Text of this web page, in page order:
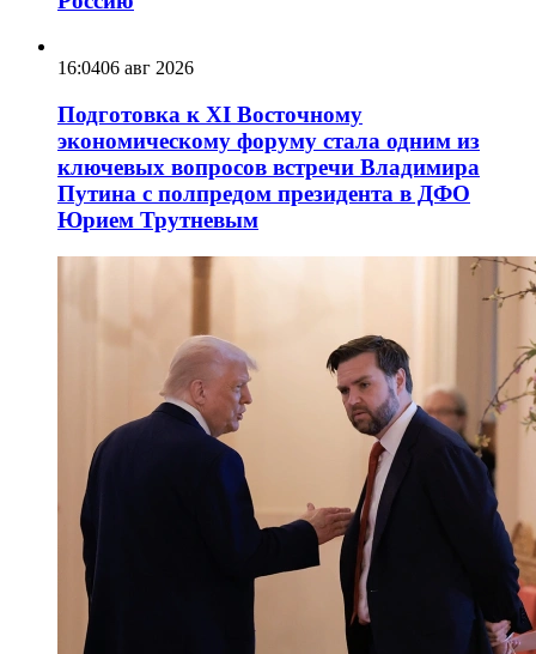
16:0406 авг 2026
Подготовка к XI Восточному
экономическому форуму стала одним из
ключевых вопросов встречи Владимира
Путина с полпредом президента в ДФО
Юрием Трутневым